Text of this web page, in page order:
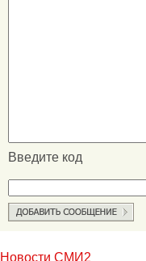
Введите код
Новости СМИ2